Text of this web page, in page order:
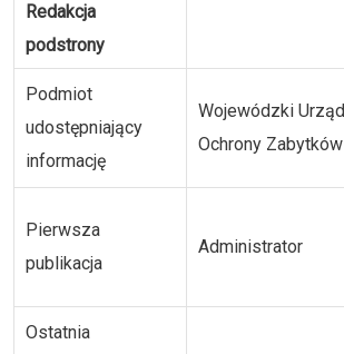
Redakcja
podstrony
Podmiot
udostępniający
informację
Wojewódzki Urząd
Ochrony Zabytków
Pierwsza
publikacja
Administrator
Ostatnia